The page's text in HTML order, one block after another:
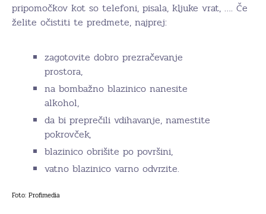
pripomočkov kot so telefoni, pisala, kljuke vrat, …. Če
želite očistiti te predmete, najprej:
zagotovite dobro prezračevanje
prostora,
na bombažno blazinico nanesite
alkohol,
da bi preprečili vdihavanje, namestite
pokrovček,
blazinico obrišite po površini,
vatno blazinico varno odvrzite.
Foto: Profimedia